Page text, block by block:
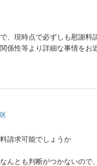
、現時点で必ずしも慰謝料
係性等より詳細な事情をお
請求可能でしょうか
んとも判断がつかないので、